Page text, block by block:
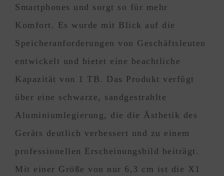
Smartphones und sorgt so für mehr
Komfort. Es wurde mit Blick auf die
Speicheranforderungen von Geschäftsleuten
entwickelt und bietet eine beachtliche
Kapazität von 1 TB. Das Produkt verfügt
über eine schwarze, sandgestrahlte
Aluminiumlegierung, die die Ästhetik des
Geräts deutlich verbessert und zu einem
professionellen Erscheinungsbild beiträgt.
Mit einer Größe von nur 6,3 cm ist die X1